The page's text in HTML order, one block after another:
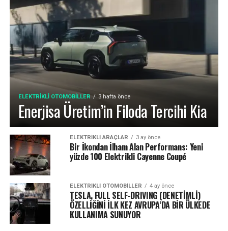
ELEKTRIKLI OTOMOBILLER 3 hafta önce
Enerjisa Üretim’in Filoda Tercihi Kia
ELEKTRIKLI ARAÇLAR 3 ay önce
Bir İkondan İlham Alan Performans: Yeni
yüzde 100 Elektrikli Cayenne Coupé
ELEKTRIKLI OTOMOBILLER 4 ay önce
TESLA, FULL SELF-DRIVING (DENETİMLİ)
ÖZELLİĞİNİ İLK KEZ AVRUPA’DA BİR ÜLKEDE
KULLANIMA SUNUYOR